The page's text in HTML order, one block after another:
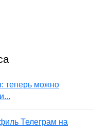
теперь можно
Телеграм на